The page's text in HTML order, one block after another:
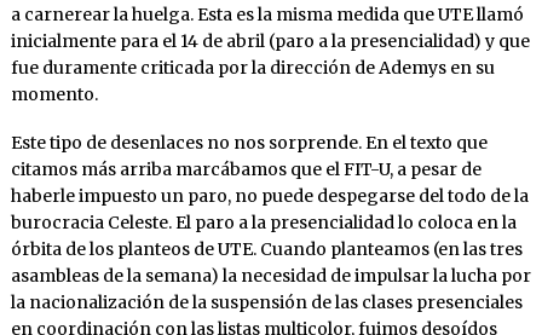
a carnerear la huelga. Esta es la misma medida que UTE llamó
inicialmente para el 14 de abril (paro a la presencialidad) y que
fue duramente criticada por la dirección de Ademys en su
momento.
Este tipo de desenlaces no nos sorprende. En el texto que
citamos más arriba marcábamos que el FIT-U, a pesar de
haberle impuesto un paro, no puede despegarse del todo de la
burocracia Celeste. El paro a la presencialidad lo coloca en la
órbita de los planteos de UTE. Cuando planteamos (en las tres
asambleas de la semana) la necesidad de impulsar la lucha por
la nacionalización de la suspensión de las clases presenciales
en coordinación con las listas multicolor, fuimos desoídos